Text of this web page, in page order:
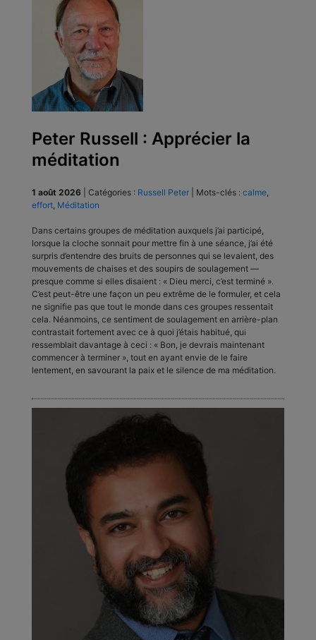
Peter Russell : Apprécier la
méditation
1 août 2026 Catégories : Russell Peter Mots-clés : calme,
effort, Méditation
Dans certains groupes de méditation auxquels j’ai participé,
lorsque la cloche sonnait pour mettre fin à une séance, j’ai été
surpris d’entendre des bruits de personnes qui se levaient, des
mouvements de chaises et des soupirs de soulagement —
presque comme si elles disaient : « Dieu merci, c’est terminé ».
C’est peut-être une façon un peu extrême de le formuler, et cela
ne signifie pas que tout le monde dans ces groupes ressentait
cela. Néanmoins, ce sentiment de soulagement en arrière-plan
contrastait fortement avec ce à quoi j’étais habitué, qui
ressemblait davantage à ceci : « Bon, je devrais maintenant
commencer à terminer », tout en ayant envie de le faire
lentement, en savourant la paix et le silence de ma méditation.